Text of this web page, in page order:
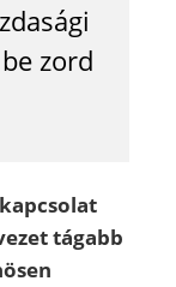
zord
tágabb